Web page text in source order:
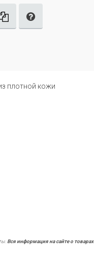
плотной кожи
Вся информация на сайте о товарах